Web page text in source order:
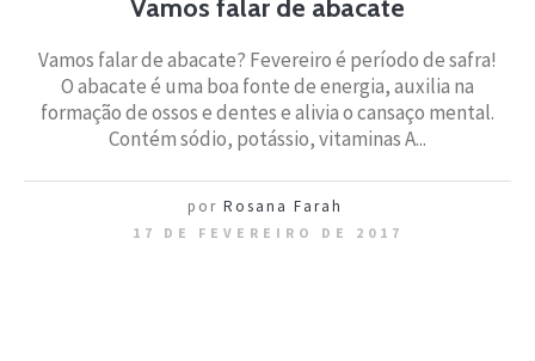
Vamos falar de abacate
Vamos falar de abacate? Fevereiro é período de safra!
O abacate é uma boa fonte de energia, auxilia na
formação de ossos e dentes e alivia o cansaço mental.
Contém sódio, potássio, vitaminas A...
por Rosana Farah
17 DE FEVEREIRO DE 2017